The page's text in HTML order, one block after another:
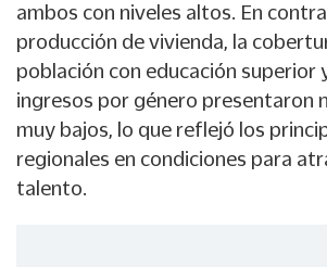
ambos con niveles altos. En
producción de vivienda, la
población con educación superior
ingresos por género presentaron
muy bajos, lo que reflejó los
regionales en condiciones para
talento.